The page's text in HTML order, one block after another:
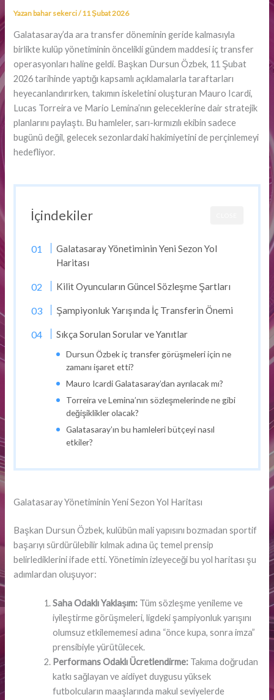
Yazan bahar sekerci/11 Şubat 2026
Galatasaray’da ara transfer döneminin geride kalmasıyla
birlikte kulüp yönetiminin öncelikli gündem maddesi iç transfer
operasyonları haline geldi. Başkan Dursun Özbek, 11 Şubat
2026 tarihinde yaptığı kapsamlı açıklamalarla taraftarları
heyecanlandırırken, takımın iskeletini oluşturan Mauro Icardi,
Lucas Torreira ve Mario Lemina’nın geleceklerine dair stratejik
planlarını paylaştı. Bu hamleler, sarı-kırmızılı ekibin sadece
bugünü değil, gelecek sezonlardaki hakimiyetini de perçinlemeyi
hedefliyor.
İçindekiler
Galatasaray Yönetiminin Yeni Sezon Yol
Haritası
Kilit Oyuncuların Güncel Sözleşme Şartları
Şampiyonluk Yarışında İç Transferin Önemi
Sıkça Sorulan Sorular ve Yanıtlar
Dursun Özbek iç transfer görüşmeleri için ne
zamanı işaret etti?
Mauro Icardi Galatasaray’dan ayrılacak mı?
Torreira ve Lemina’nın sözleşmelerinde ne gibi
değişiklikler olacak?
Galatasaray’ın bu hamleleri bütçeyi nasıl
etkiler?
Galatasaray Yönetiminin Yeni Sezon Yol Haritası
Başkan Dursun Özbek, kulübün mali yapısını bozmadan sportif
başarıyı sürdürülebilir kılmak adına üç temel prensip
belirlediklerini ifade etti. Yönetimin izleyeceği bu yol haritası şu
adımlardan oluşuyor:
Saha Odaklı Yaklaşım: Tüm sözleşme yenileme ve
iyileştirme görüşmeleri, ligdeki şampiyonluk yarışını
olumsuz etkilememesi adına “önce kupa, sonra imza”
prensibiyle yürütülecek.
Performans Odaklı Ücretlendirme: Takıma doğrudan
katkı sağlayan ve aidiyet duygusu yüksek
futbolcuların maaşlarında makul seviyelerde